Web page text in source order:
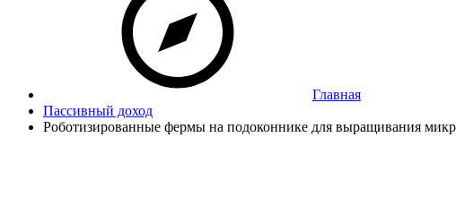
Главная
Пассивный доход
Роботизированные фермы на подоконнике для выращивания